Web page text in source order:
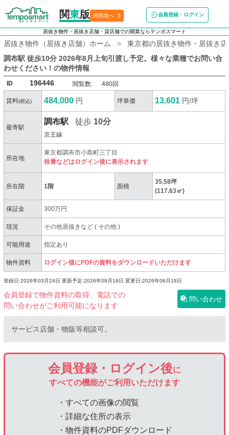
関東版 関西版へ 会員登録・ログイン
居抜き物件・居抜き店舗・貸店舗での開業ならテンポスマート
居抜き物件（居抜き店舗）ホーム
東京都の居抜き物件・居抜き
調布駅 徒歩10分 2026年8月上旬引渡し予定。様々な業種でお問い合
わせください！ の物件情報
ID 196446 閲覧数: 480回
賃料(税込) 484,000 円 坪単価 13,601 円/坪
最寄駅
調布駅 徒歩 10分
京王線
所在地
東京都調布市小島町三丁目
枝番などはログイン後に表示されます
所在階 1階 面積
35.58坪
(117.63㎡)
保証金 300万円
現況 その他居抜きなど( その他)
可能用途 指定あり
物件資料 ログイン後にPDFの資料をダウンロードいただけます
登録日:2026年03月24日 更新予定:2026年09月18日 変更日:2026年06月18日
会員登録で物件資料の取得、電話での
問い合わせがご利用可能になります
問い合わせ
サービス店舗・物販等相談可。
会員登録・ログイン後に
すべての機能がご利用いただけます
・すべての画像の閲覧
・詳細な住所の表示
・物件資料のPDFダウンロード